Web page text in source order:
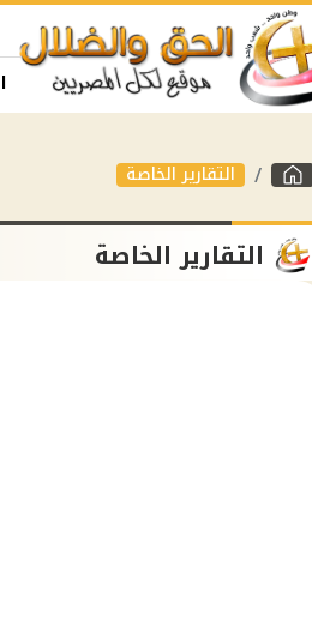
التقارير الخاصة
التقارير الخاصة